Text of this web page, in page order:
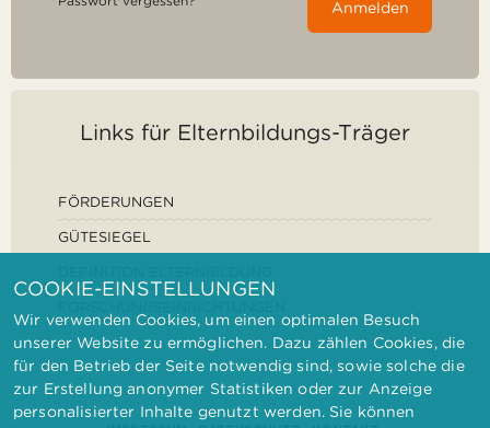
Anmelden
Links für Elternbildungs-Träger
FÖRDERUNGEN
GÜTESIEGEL
COOKIE-EINSTELLUNGEN
Wir verwenden Cookies, um einen optimalen Besuch
unserer Website zu ermöglichen. Dazu zählen Cookies, die
für den Betrieb der Seite notwendig sind, sowie solche die
zur Erstellung anonymer Statistiken oder zur Anzeige
personalisierter Inhalte genutzt werden. Sie können